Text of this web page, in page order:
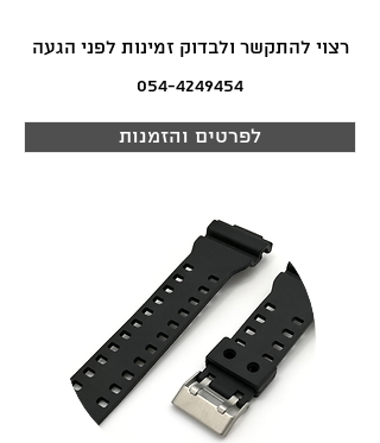
רצוי להתקשר ולבדוק זמינות לפני הגעה
054-4249454
לפרטים והזמנות